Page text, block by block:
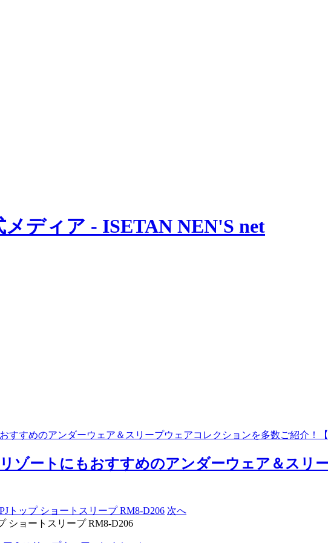
ディア - ISETAN NEN'S net
すすめのアンダーウェア＆スリープウェアコレクションを多数ご紹介！【
ゾートにもおすすめのアンダーウェア＆スリ
次へ
ショートスリープ RM8-D206